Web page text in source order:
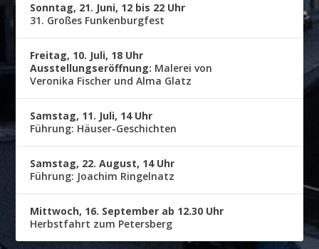
Sonntag, 21. Juni, 12 bis 22 Uhr
31. Großes Funkenburgfest
Freitag, 10. Juli, 18 Uhr
Ausstellungseröffnung: Malerei von
Veronika Fischer und Alma Glatz
Samstag, 11. Juli, 14 Uhr
Führung: Häuser-Geschichten
Samstag, 22. August, 14 Uhr
Führung: Joachim Ringelnatz
Mittwoch, 16. September ab 12.30 Uhr
Herbstfahrt zum Petersberg